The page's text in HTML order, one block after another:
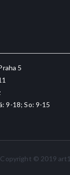
5
9-18; So: 9-15
Copyright © 2019 art1